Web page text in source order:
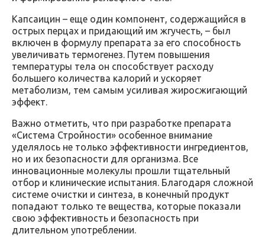
Капсаицин – еще один компонент, содержащийся в
острых перцах и придающий им жгучесть, – был
включен в формулу препарата за его способность
увеличивать термогенез. Путем повышения
температуры тела он способствует расходу
большего количества калорий и ускоряет
метаболизм, тем самым усиливая жиросжигающий
эффект.
Важно отметить, что при разработке препарата
«Система Стройности» особенное внимание
уделялось не только эффективности ингредиентов,
но и их безопасности для организма. Все
инновационные молекулы прошли тщательный
отбор и клинические испытания. Благодаря сложной
системе очистки и синтеза, в конечный продукт
попадают только те вещества, которые показали
свою эффективность и безопасность при
длительном употреблении.